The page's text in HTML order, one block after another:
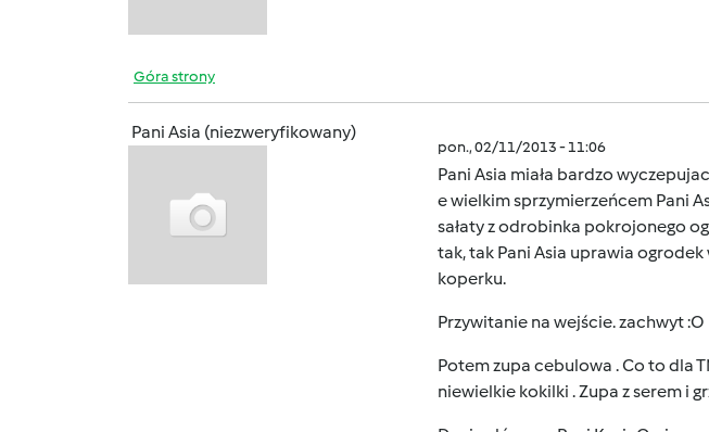
Góra strony
Pani Asia (niezweryfikowany)
pon., 02/11/2013 - 11:06
Pani Asia miała bardzo
e wielkim sprzymierzeńcem Pani
sałaty z odrobinka pokrojonego
tak, tak Pani Asia uprawia
koperku.
Przywitanie na wejście. zachwyt :O
Potem zupa cebulowa . Co to dla
niewielkie kokilki . Zupa z serem i